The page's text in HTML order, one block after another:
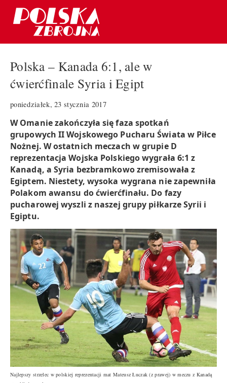
Polska – Kanada 6:1, ale w
ćwierćfinale Syria i Egipt
poniedziałek, 23 stycznia 2017
W Omanie zakończyła się faza spotkań
grupowych II Wojskowego Pucharu Świata w Piłce
Nożnej. W ostatnich meczach w grupie D
reprezentacja Wojska Polskiego wygrała 6:1 z
Kanadą, a Syria bezbramkowo zremisowała z
Egiptem. Niestety, wysoka wygrana nie zapewniła
Polakom awansu do ćwierćfinału. Do fazy
pucharowej wyszli z naszej grupy piłkarze Syrii i
Egiptu.
Najlepszy strzelec w polskiej reprezentacji mat Mateusz Łuczak (z prawej) w meczu z Kanadą